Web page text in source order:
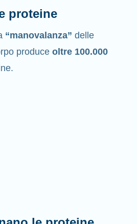
proteine
“manovalanza” delle
produce oltre 100.000